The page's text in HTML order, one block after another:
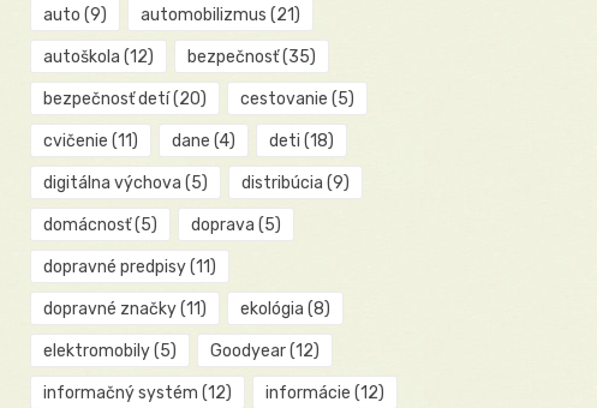
auto (9) automobilizmus (21)
autoškola (12) bezpečnosť(35)
bezpečnosť detí(20) cestovanie (5)
cvičenie (11) dane (4) deti (18)
digitálna výchova (5) distribúcia (9)
domácnosť(5) doprava (5)
dopravné predpisy(11)
dopravné značky(11) ekológia (8)
elektromobily(5) Goodyear(12)
informačný systém (12) informácie (12)